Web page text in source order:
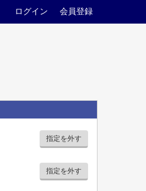
ログイン 会員登録
指定を外す
指定を外す